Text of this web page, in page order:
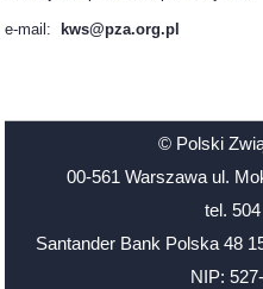
e-mail: kws@pza.org.pl
© Polski
00-561 Warszawa ul.
tel.
Santander Bank Polska 48
NIP: